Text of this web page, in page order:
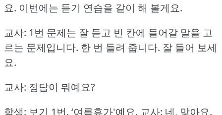
요. 이번에는 듣기 연습을 같이 해 볼게요.
교사: 1번 문제는 잘 듣고 빈 칸에 들어갈 말을 고
르는 문제입니다. 한 번 들려 줍니다. 잘 들어 보세
요.
교사: 정답이 뭐예요?
학생: 보기 1번. ‘여름휴가'예요. 교사: 네, 맞아요.